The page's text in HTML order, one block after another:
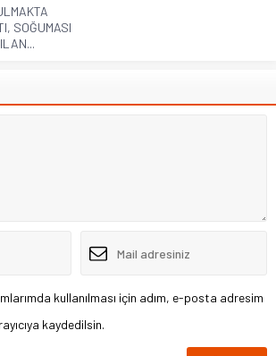
SOĞUMASI
kullanılması için adım, e-posta adresim
kaydedilsin.